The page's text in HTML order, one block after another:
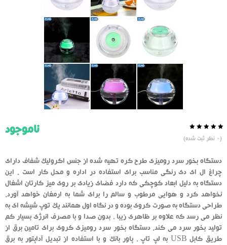
از
50
رای
دهنده
(
0 نظر ثبت شده)
ناموجود
دستگاه بخور سرد رومیزی طرح کره تهیه شده از جنس اکرولیک شفاف دارای
چراغ ال ای دی رنگی مناسب برای استفاده در اداره و محل کار است . این
دستگاه به دلیل ابعاد کوچکی که دارد فضای زیادی بر روی میز کارتان اشغال
نخواهد کرد و هوایی مرطوب و سالم را برای شما به ارمغان خواهد آورد.
طراحی دستگاه به صورت کروی بوده و در نگاه اول همانند یک توپ شیشه ای به
نظر می رسد که علاوه بر ظاهری زیبا ، بدون صدا و با مصرف انرژی بسیار کم
تولید بخور سرد می کند. دستگاه بخور سرد رومیزی کروی برای تامین برق از
طریق کابل USB به لپ تاپ ، پاور بانک و با استفاده از تبدیل آداپتور به برق